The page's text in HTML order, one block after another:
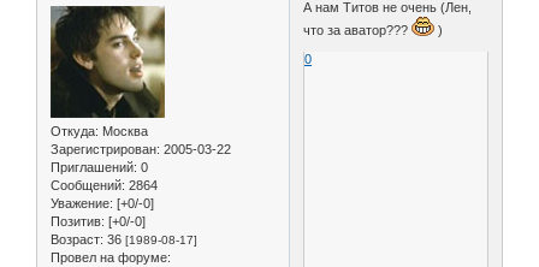
Откуда: Москва
Зарегистрирован: 2005-03-22
Приглашений: 0
Сообщений: 2864
Уважение: [+0/-0]
Позитив: [+0/-0]
Возраст: 36 [1989-08-17]
Провел на форуме:
А нам Титов не очень (Лен,
что за аватор???
)
0